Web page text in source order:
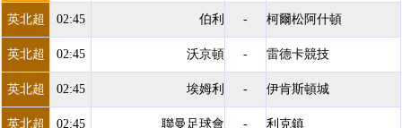
英北超 02:45 伯利 - 柯爾松阿什頓
英北超 02:45 沃京頓 - 雷德卡競技
英北超 02:45 埃姆利 - 伊肯斯頓城
英北超 02:45 聯曼足球會 - 利克鎮